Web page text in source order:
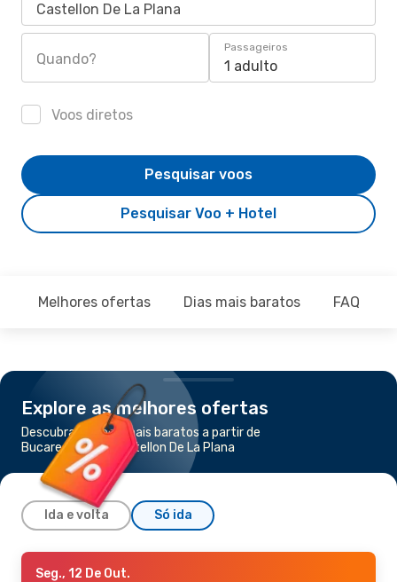
Castellon De La Plana
Quando?
Passageiros
1 adulto
Voos diretos
Pesquisar Voo + Hotel
Pesquisar voos
Melhores ofertas Dias mais baratos FAQ
Explore as melhores ofertas
Descubra os voos mais baratos a partir de
Bucareste para Castellon De La Plana
Ida e volta Só ida
Seg., 21 De Set.- Sex., 25 De Set.
Seg., 12 De Out.